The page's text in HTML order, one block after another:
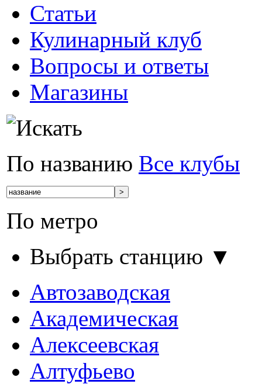
Статьи
Кулинарный клуб
Вопросы и ответы
Магазины
По названию Все клубы
По метро
Выбрать станцию ▼
Автозаводская
Академическая
Алексеевская
Алтуфьево